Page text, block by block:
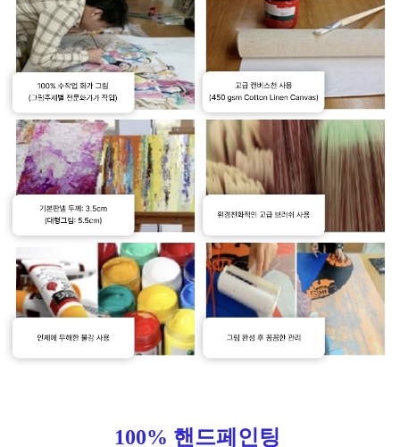
100% 핸드페인팅